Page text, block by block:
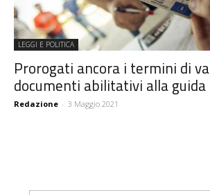
LEGGI E POLITICA
Prorogati ancora i termini di
documenti abilitativi alla guida
Redazione - 3 Maggio 2021